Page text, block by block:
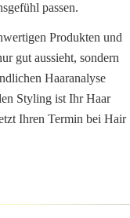
passen.
Produkten und
gut aussieht, sondern
Haaranalyse
Styling ist Ihr Haar
Ihren Termin bei Hair